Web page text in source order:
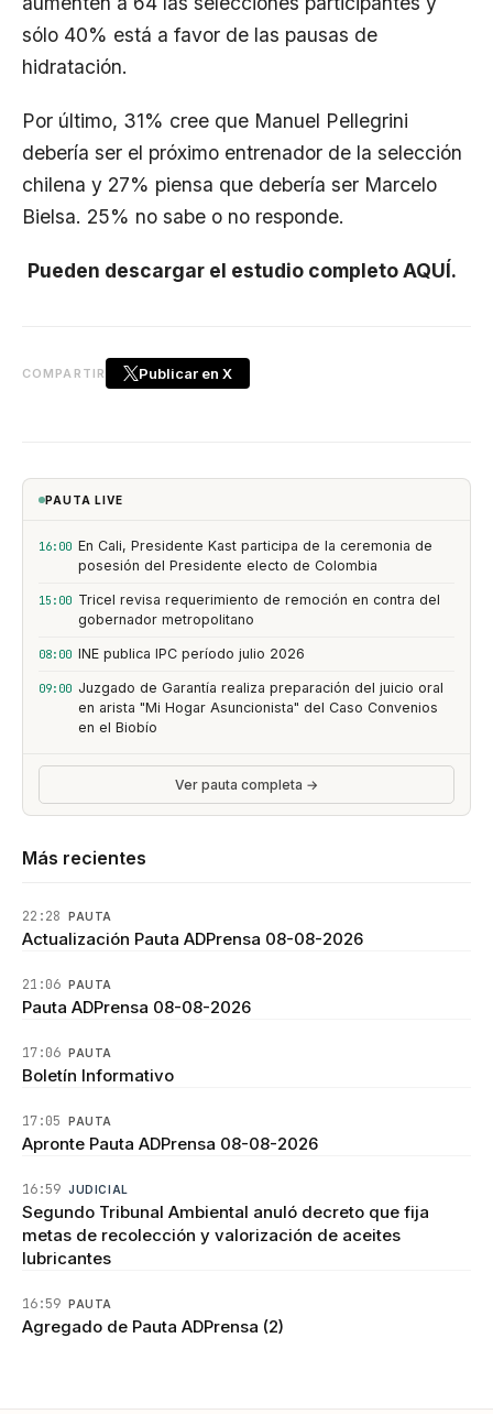
sólo 40% está a favor de las pausas de
hidratación.
Por último, 31% cree que Manuel Pellegrini
debería ser el próximo entrenador de la selección
chilena y 27% piensa que debería ser Marcelo
Bielsa. 25% no sabe o no responde.
Pueden descargar el estudio completo AQUÍ.
COMPARTIR Publicar en X
PAUTA LIVE
16:00 En Cali, Presidente Kast participa de la ceremonia de
posesión del Presidente electo de Colombia
15:00 Tricel revisa requerimiento de remoción en contra del
gobernador metropolitano
08:00 INE publica IPC período julio 2026
09:00 Juzgado de Garantía realiza preparación del juicio oral
en arista "Mi Hogar Asuncionista" del Caso Convenios
en el Biobío
Ver pauta completa →
Más recientes
22:28 PAUTA
Actualización Pauta ADPrensa 08-08-2026
21:06 PAUTA
Pauta ADPrensa 08-08-2026
17:06 PAUTA
Boletín Informativo
17:05 PAUTA
Apronte Pauta ADPrensa 08-08-2026
16:59 JUDICIAL
Segundo Tribunal Ambiental anuló decreto que fija
metas de recolección y valorización de aceites
lubricantes
16:59 PAUTA
Agregado de Pauta ADPrensa (2)